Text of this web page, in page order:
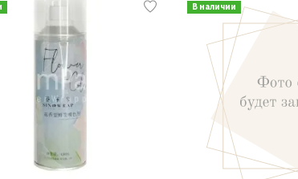
В наличии